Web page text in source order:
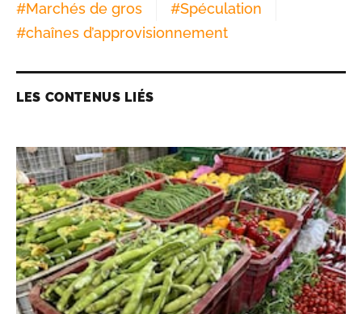
#Marchés de gros #Spéculation
#chaînes d’approvisionnement
LES CONTENUS LIÉS